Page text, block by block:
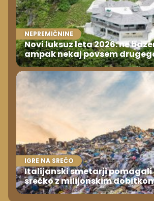
NEPREMIČNINE
Novi luksuz leta 2026: ne
ampak nekaj povsem
IGRE NA SREČO
Italijanski smetarji
srečko z milijonskim